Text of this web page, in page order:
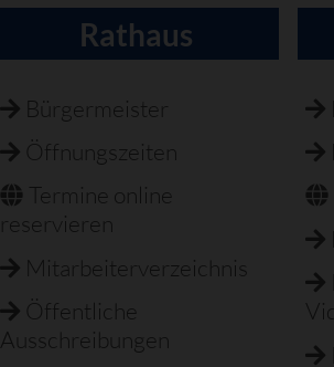
Rathaus
Bürgermeister
Öffnungszeiten
Termine online
reservieren
Mitarbeiterverzeichnis
Öffentliche
Ausschreibungen